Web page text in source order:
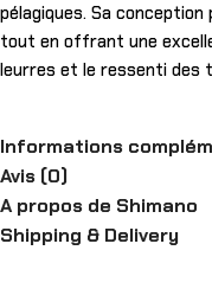
pélagiques. Sa
tout en offrant une
leurres et le ressenti des
Informations
Avis (0)
A propos de Shimano
Shipping & Delivery